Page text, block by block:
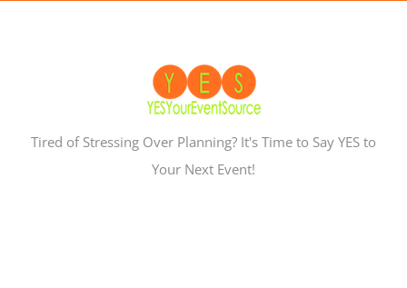
Tired of Stressing Over Planning? It's Time to Say YES to
Your Next Event!